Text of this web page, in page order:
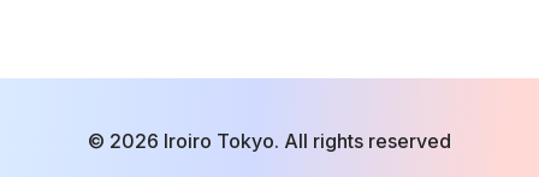
© 2026 Iroiro Tokyo. All rights reserved